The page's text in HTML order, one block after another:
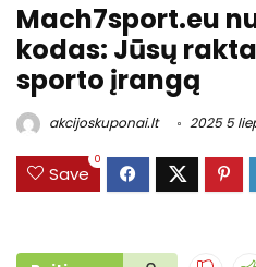
Mach7sport.eu
kodas: Jūsų
sporto įrangą
akcijoskuponai.lt 2025 5
Save
0